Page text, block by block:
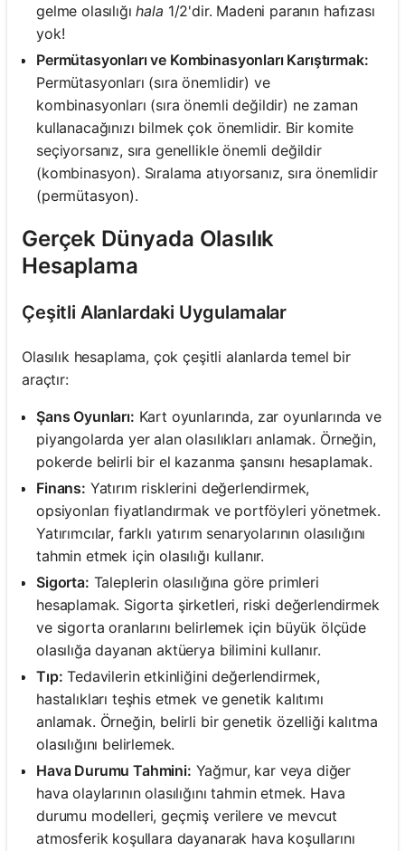
gelme olasılığıhala 1/2'dir. Madeni paranın hafızası
yok!
Permütasyonları ve Kombinasyonları Karıştırmak:
Permütasyonları (sıra önemlidir) ve
kombinasyonları (sıra önemli değildir) ne zaman
kullanacağınızı bilmek çok önemlidir. Bir komite
seçiyorsanız, sıra genellikle önemli değildir
(kombinasyon). Sıralama atıyorsanız, sıra önemlidir
(permütasyon).
Gerçek Dünyada Olasılık
Hesaplama
Çeşitli Alanlardaki Uygulamalar
Olasılık hesaplama, çok çeşitli alanlarda temel bir
araçtır:
Şans Oyunları: Kart oyunlarında, zar oyunlarında ve
piyangolarda yer alan olasılıkları anlamak. Örneğin,
pokerde belirli bir el kazanma şansını hesaplamak.
Finans: Yatırım risklerini değerlendirmek,
opsiyonları fiyatlandırmak ve portföyleri yönetmek.
Yatırımcılar, farklı yatırım senaryolarının olasılığını
tahmin etmek için olasılığı kullanır.
Sigorta: Taleplerin olasılığına göre primleri
hesaplamak. Sigorta şirketleri, riski değerlendirmek
ve sigorta oranlarını belirlemek için büyük ölçüde
olasılığa dayanan aktüerya bilimini kullanır.
Tıp: Tedavilerin etkinliğini değerlendirmek,
hastalıkları teşhis etmek ve genetik kalıtımı
anlamak. Örneğin, belirli bir genetik özelliği kalıtma
olasılığını belirlemek.
Hava Durumu Tahmini: Yağmur, kar veya diğer
hava olaylarının olasılığını tahmin etmek. Hava
durumu modelleri, geçmiş verilere ve mevcut
atmosferik koşullara dayanarak hava koşullarını